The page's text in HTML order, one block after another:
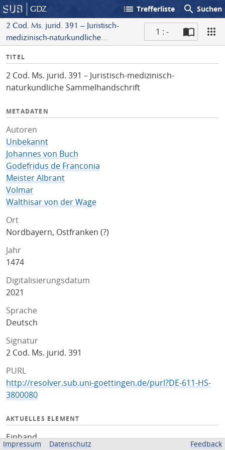
GDZ list Trefferliste search Suchen
2 Cod. Ms. jurid. 391 – Juristisch-
medizinisch-naturkundliche
1 : -
I
f
o
TITEL
2 Cod. Ms. jurid. 391 – Juristisch-medizinisch-
naturkundliche Sammelhandschrift
METADATEN
Autoren
Unbekannt
Johannes von Buch
Godefridus de Franconia
Meister Albrant
Volmar
Walthisar von der Wage
Ort
Nordbayern, Ostfranken (?)
Jahr
1474
Digitalisierungsdatum
2021
Sprache
Deutsch
Signatur
2 Cod. Ms. jurid. 391
PURL
http://resolver.sub.uni-goettingen.de/purl?DE-611-HS-
3800080
AKTUELLES ELEMENT
Einband
Impressum Datenschutz Feedback